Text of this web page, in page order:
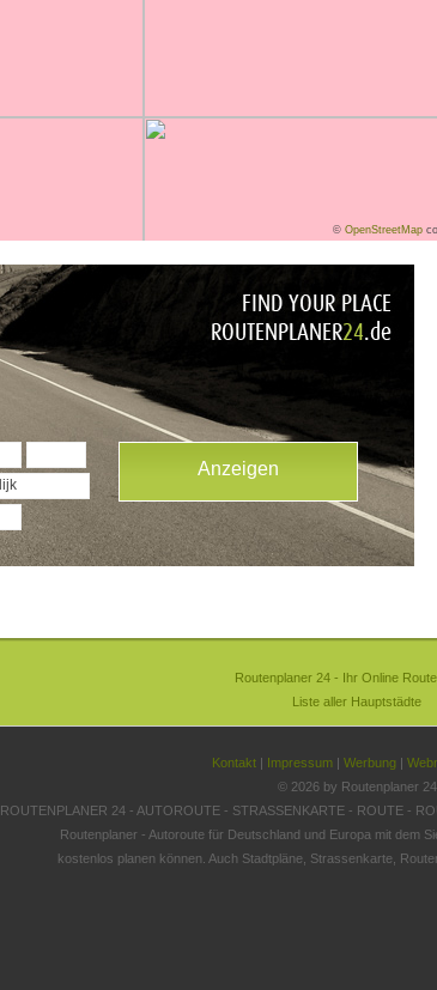
© OpenStreetMap
Routenplaner 24 - Ihr Online
Liste aller Hauptstädte
Kontakt | Impressum | Werbung |
© 2026 by Routenplaner 24
ROUTENPLANER 24 - AUTOROUTE - STRASSENKARTE - ROUTE -
Routenplaner - Autoroute für Deutschland und Europa mit dem
kostenlos planen können. Auch Stadtpläne, Strassenkarte,